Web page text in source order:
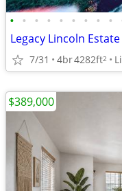
• • • • • • • • •
Legacy Lincoln Estate
7/31 4br4282ft2
$389,000